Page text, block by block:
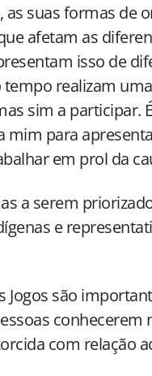
as suas formas de
afetam as
isso de
realizam
sim a participar.
mim para
em prol da
a serem
e
Jogos são
conhecerem
com relação